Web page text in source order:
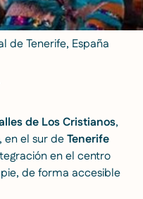
de Tenerife, España
de Los Cristianos,
, en el sur deTenerife
en el centro
de forma accesible